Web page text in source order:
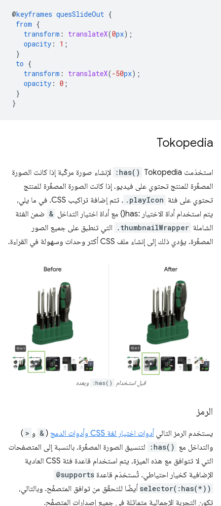
@keyframes quesSlideOut {
from {
transform : translateX(0px);
opacity : 1 ;
}
to {
transform : translateX(-50px);
opacity : 0 ;
}
}
Tokopedia
استخدَمت Tokopedia :has() لإنشاء صورة مركّبة إذا كانت الصورة
المصغّرة للمنتج تحتوي على فيديو. إذا كانت الصورة المصغّرة للمنتج
تحتوي على فئة .playIcon
، تتم إضافة تراكيب CSS. في ما يلي،
يتم استخدام أداة الاختيار :has() مع أداة اختيار التداخل
& ضمن الفئة
الشاملة .thumbnailWrapper
التي تنطبق على جميع الصور
المصغّرة. يؤدي ذلك إلى إنشاء ملف CSS أكثر وحدات وسهولة في القراءة.
قبل استخدام :has() وبعده
الرمز
يستخدم الرمز التالي أدوات اختيار لغة CSS وأدوات الدمج (
& و >
)
والتداخل مع :has()
لتنسيق الصورة المصغّرة. بالنسبة إلى المتصفحات
التي لا تتوافق مع هذه الميزة، يتم استخدام قاعدة فئة CSS العادية
الإضافية كخيار احتياطي. تُستخدَم قاعدة @supports
selector(:has(*)) أيضًا للتحقّق من توافق المتصفّح. وبالتالي،
تكون التجربة الإجمالية متماثلة في جميع إصدارات المتصفّح.